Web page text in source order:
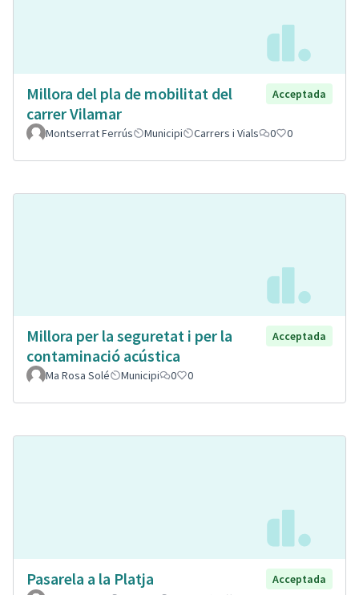
Millora del pla de mobilitat del
carrer Vilamar
Acceptada
Montserrat Ferrús Municipi Carrers i Vials 0 0
Millora per la seguretat i per la
contaminació acústica
Acceptada
Ma Rosa Solé Municipi 0 0
Pasarela a la Platja
Acceptada